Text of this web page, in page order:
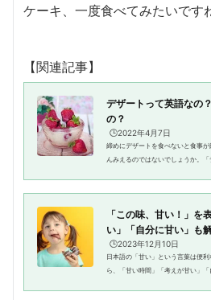
ケーキ、一度食べてみたいです
【関連記事】
デザートって英語なの
の？
🕒️2022年4月7日
締めにデザートを食べないと食事
んみえるのではないでしょうか。
「この味、甘い！」を
い」「自分に甘い」も
🕒️2023年12月10日
日本語の「甘い」という言葉は便
ら、「甘い時間」「考えが甘い」